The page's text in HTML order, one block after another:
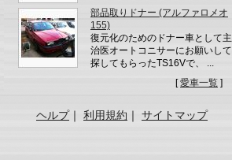
部品取りドナー (アルファロメオ
155)
復元化のためのドナー車として主
治医オートコニサーにお願いして
探してもらったTS16Vで、 ...
[愛車一覧 ]
ヘルプ｜ 利用規約 ｜ サイトマップ